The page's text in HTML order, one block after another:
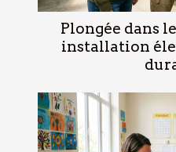
Plongée dans
installation